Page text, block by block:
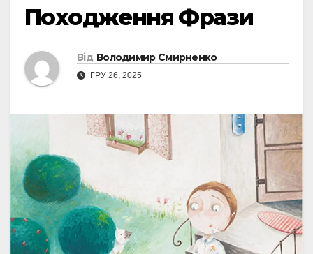
Походження Фрази
Від Володимир Смирненко
ГРУ 26, 2025